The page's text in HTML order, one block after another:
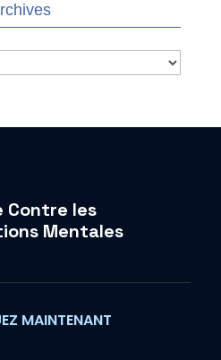
Contre les
Mentales
MAINTENANT